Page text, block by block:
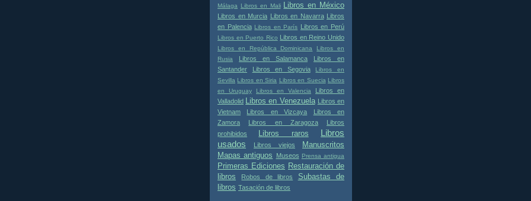
Málaga
Libros en Mali Libros en México
Libros en Murcia Libros en Navarra Libros
en Palencia Libros en París Libros en Perú
Libros en Puerto Rico Libros en Reino Unido
Libros en República Dominicana
Libros en
Rusia
Libros en Salamanca
Libros en
Santander
Libros en Segovia
Libros en
Sevilla Libros en Siria Libros en Suecia Libros
en Uruguay
Libros en Valencia
Libros en
Valladolid Libros en Venezuela Libros en
Vietnam
Libros en Vizcaya
Libros en
Zamora
Libros en Zaragoza
Libros
prohibidos
Libros raros
Libros
usados
Libros viejos
Manuscritos
Mapas antiguos
Museos Prensa antigua
Primeras Ediciones Restauración de
libros
Robos de libros
Subastas de
libros Tasación de libros